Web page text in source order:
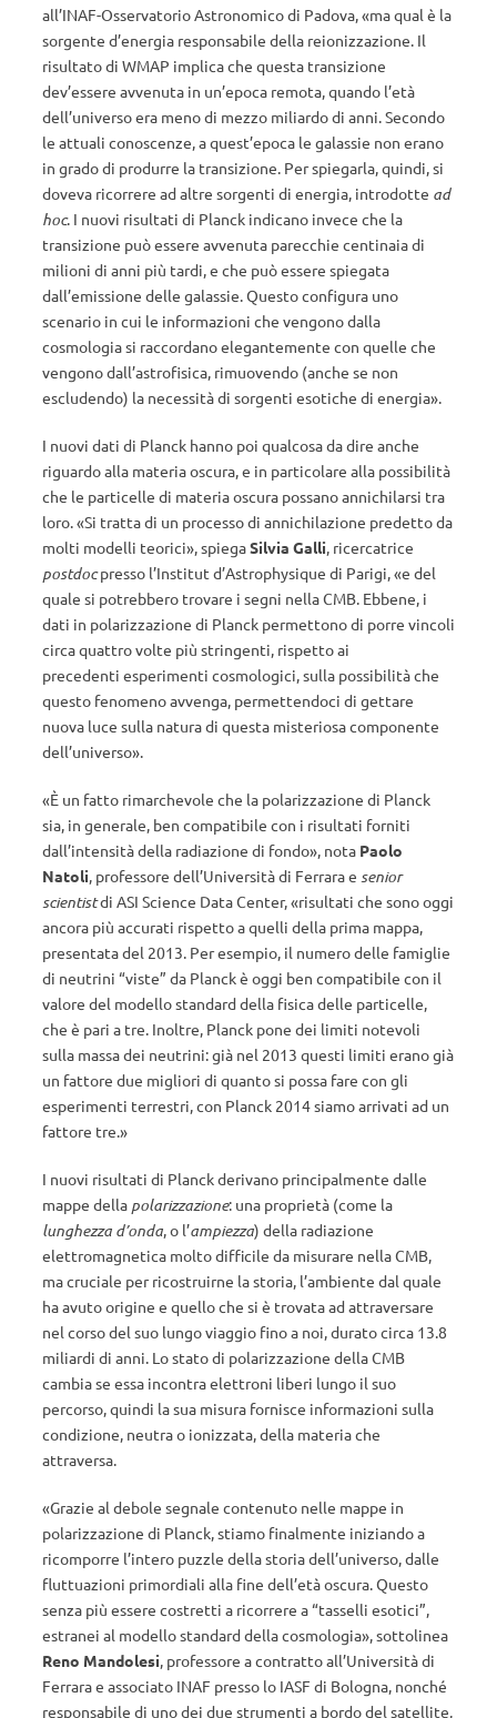
all’INAF-Osservatorio Astronomico di Padova, «ma qual è la
sorgente d’energia responsabile della reionizzazione. Il
risultato di WMAP implica che questa transizione
dev’essere avvenuta in un’epoca remota, quando l’età
dell’universo era meno di mezzo miliardo di anni. Secondo
le attuali conoscenze, a quest’epoca le galassie non erano
in grado di produrre la transizione. Per spiegarla, quindi, si
doveva ricorrere ad altre sorgenti di energia, introdotte ad
hoc. I nuovi risultati di Planck indicano invece che la
transizione può essere avvenuta parecchie centinaia di
milioni di anni più tardi, e che può essere spiegata
dall’emissione delle galassie. Questo configura uno
scenario in cui le informazioni che vengono dalla
cosmologia si raccordano elegantemente con quelle che
vengono dall’astrofisica, rimuovendo (anche se non
escludendo) la necessità di sorgenti esotiche di energia».
I nuovi dati di Planck hanno poi qualcosa da dire anche
riguardo alla materia oscura, e in particolare alla possibilità
che le particelle di materia oscura possano annichilarsi tra
loro. «Si tratta di un processo di annichilazione predetto da
molti modelli teorici», spiegaSilvia Galli, ricercatrice
postdocpresso l’Institut d’Astrophysique di Parigi, «e del
quale si potrebbero trovare i segni nella CMB. Ebbene, i
dati in polarizzazione di Planck permettono di porre vincoli
circa quattro volte più stringenti, rispetto ai
precedenti esperimenti cosmologici, sulla possibilità che
questo fenomeno avvenga, permettendoci di gettare
nuova luce sulla natura di questa misteriosa componente
dell’universo».
«È un fatto rimarchevole che la polarizzazione di Planck
sia, in generale, ben compatibile con i risultati forniti
dall’intensità della radiazione di fondo», nota Paolo
Natoli, professore dell’Università di Ferrara e senior
scientistdi ASI Science Data Center, «risultati che sono oggi
ancora più accurati rispetto a quelli della prima mappa,
presentata del 2013. Per esempio, il numero delle famiglie
di neutrini “viste” da Planck è oggi ben compatibile con il
valore del modello standard della fisica delle particelle,
che è pari a tre. Inoltre, Planck pone dei limiti notevoli
sulla massa dei neutrini: già nel 2013 questi limiti erano già
un fattore due migliori di quanto si possa fare con gli
esperimenti terrestri, con Planck 2014 siamo arrivati ad un
fattore tre.»
I nuovi risultati di Planck derivano principalmente dalle
mappe della polarizzazione: una proprietà (come la
lunghezza d’onda, o l’ampiezza) della radiazione
elettromagnetica molto difficile da misurare nella CMB,
ma cruciale per ricostruirne la storia, l’ambiente dal quale
ha avuto origine e quello che si è trovata ad attraversare
nel corso del suo lungo viaggio fino a noi, durato circa 13.8
miliardi di anni. Lo stato di polarizzazione della CMB
cambia se essa incontra elettroni liberi lungo il suo
percorso, quindi la sua misura fornisce informazioni sulla
condizione, neutra o ionizzata, della materia che
attraversa.
«Grazie al debole segnale contenuto nelle mappe in
polarizzazione di Planck, stiamo finalmente iniziando a
ricomporre l’intero puzzle della storia dell’universo, dalle
fluttuazioni primordiali alla fine dell’età oscura. Questo
senza più essere costretti a ricorrere a “tasselli esotici”,
estranei al modello standard della cosmologia», sottolinea
Reno Mandolesi, professore a contratto all’Università di
Ferrara e associato INAF presso lo IASF di Bologna, nonché
responsabile di uno dei due strumenti a bordo del satellite,